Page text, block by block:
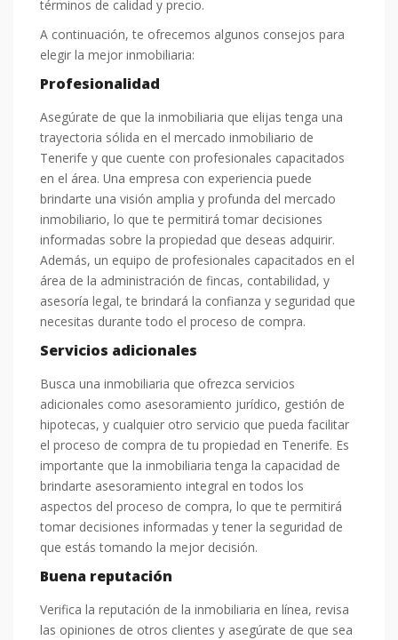
términos de calidad y precio.
A continuación, te ofrecemos algunos consejos para
elegir la mejor inmobiliaria:
Profesionalidad
Asegúrate de que la inmobiliaria que elijas tenga una
trayectoria sólida en el mercado inmobiliario de
Tenerife y que cuente con profesionales capacitados
en el área. Una empresa con experiencia puede
brindarte una visión amplia y profunda del mercado
inmobiliario, lo que te permitirá tomar decisiones
informadas sobre la propiedad que deseas adquirir.
Además, un equipo de profesionales capacitados en el
área de la administración de fincas, contabilidad, y
asesoría legal, te brindará la confianza y seguridad que
necesitas durante todo el proceso de compra.
Servicios adicionales
Busca una inmobiliaria que ofrezca servicios
adicionales como asesoramiento jurídico, gestión de
hipotecas, y cualquier otro servicio que pueda facilitar
el proceso de compra de tu propiedad en Tenerife. Es
importante que la inmobiliaria tenga la capacidad de
brindarte asesoramiento integral en todos los
aspectos del proceso de compra, lo que te permitirá
tomar decisiones informadas y tener la seguridad de
que estás tomando la mejor decisión.
Buena reputación
Verifica la reputación de la inmobiliaria en línea, revisa
las opiniones de otros clientes y asegúrate de que sea